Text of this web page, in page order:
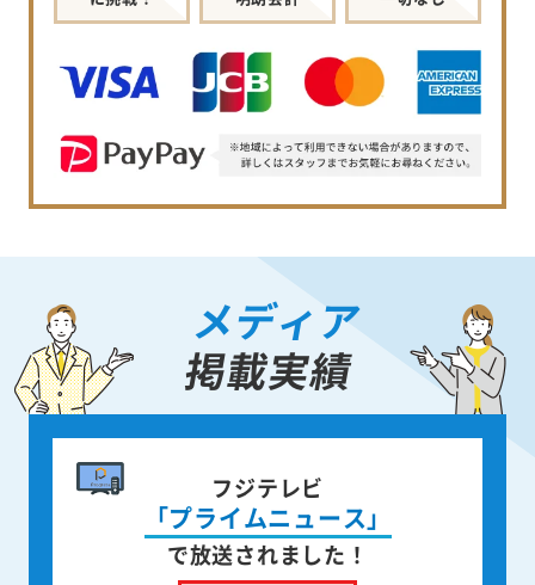
メディア
掲載実績
書籍出版
身近な人が
亡くなった後の遺品整理
を出版しました！